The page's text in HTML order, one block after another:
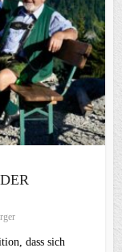
dass sich